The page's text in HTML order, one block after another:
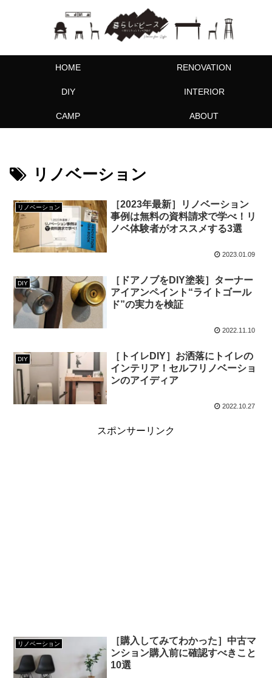
HOME RENOVATION
DIY INTERIOR
CAMP ABOUT
リノベーション
リノベーション
［2023年最新］リノベーション
事例は無料の資料請求で学べ！リ
ノベ体験者がオススメする3選
2023.01.09
DIY
［ドアノブをDIY塗装］ターナー
アイアンペイント“ライトゴール
ド”の実力を検証
2022.11.10
DIY
［トイレDIY］お洒落にトイレの
インテリア！セルフリノベーショ
ンのアイディア
2022.10.27
スポンサーリンク
リノベーション
［購入してみてわかった］中古マ
ンション購入前に確認すべきこと
10選